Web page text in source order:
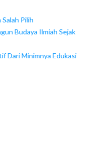
Pilih
Budaya Ilmiah Sejak
Dari Minimnya Edukasi